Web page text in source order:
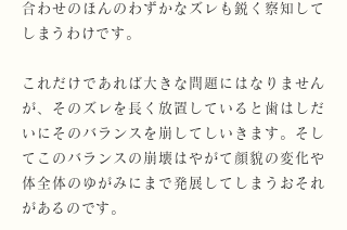
合わせのほんのわずかなズレも鋭く察知して
しまうわけです。
これだけであれば大きな問題にはなりません
が、そのズレを長く放置していると歯はしだ
いにそのバランスを崩してしいきます。そし
てこのバランスの崩壊はやがて顔貌の変化や
体全体のゆがみにまで発展してしまうおそれ
があるのです。